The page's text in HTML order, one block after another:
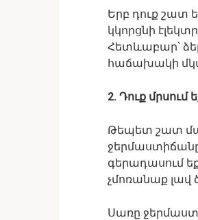
Երբ դուք շատ
կկորցնի
Հետևաբար՝
հաճախակի
2. Դուք մրսում
Թեպետ շատ
ջերմաստիճանը
գերադասում
չմոռանաք լավ
Սառը